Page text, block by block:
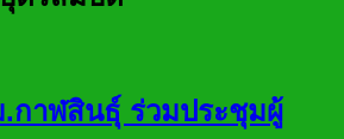
กาฬสินธ์ุ ร่วมประชุมผู้